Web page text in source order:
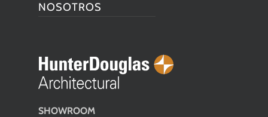
SHOWROOM
NOSOTROS